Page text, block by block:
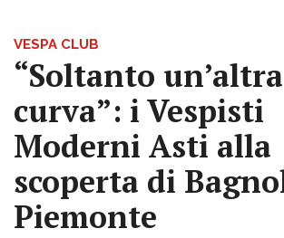
VESPA CLUB
“Soltanto un’altra
curva”: i Vespisti
Moderni Asti alla
scoperta di
Piemonte